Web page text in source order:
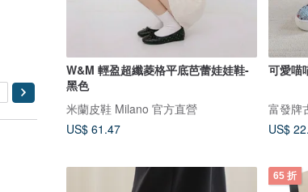
W&M 輕盈超纖菱格平底芭蕾娃娃鞋-
黑色
米蘭皮鞋 Milano 官方直營
US$ 61.47
可愛喵
富發牌
US$
65 折